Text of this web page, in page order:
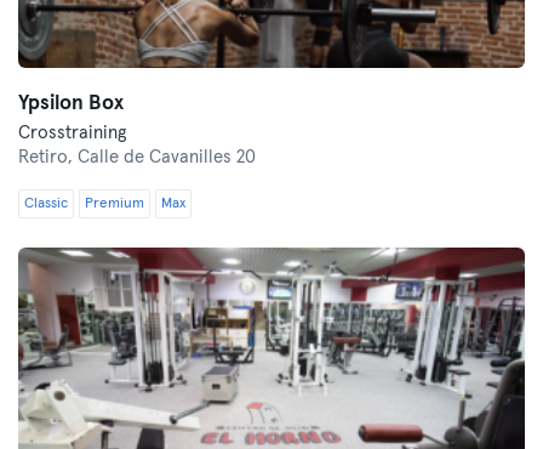
Ypsilon Box
Crosstraining
Retiro, Calle de Cavanilles 20
Classic Premium Max